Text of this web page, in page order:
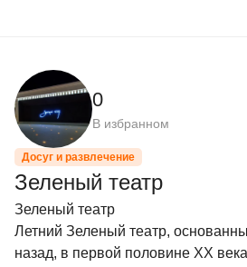
0
В избранном
Досуг и развлечение
Зеленый театр
Зеленый театр
Летний Зеленый театр,
назад, в первой половине XX